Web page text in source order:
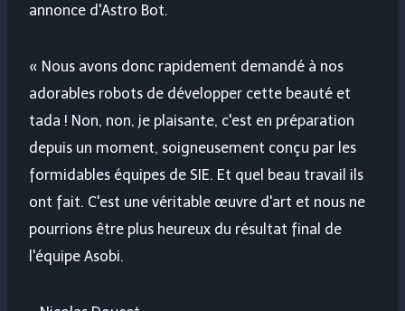
annonce d'Astro Bot.
« Nous avons donc rapidement demandé à nos
adorables robots de développer cette beauté et
tada ! Non, non, je plaisante, c'est en préparation
depuis un moment, soigneusement conçu par les
formidables équipes de SIE. Et quel beau travail ils
ont fait. C'est une véritable œuvre d'art et nous ne
pourrions être plus heureux du résultat final de
l'équipe Asobi.